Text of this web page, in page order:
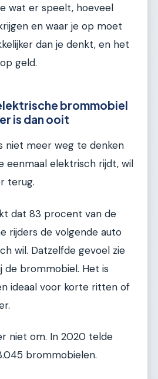
wat er speelt, hoeveel
en waar je op moet
dan je denkt, en het
geld.
brommobiel
is dan ooit
niet meer weg te denken
eenmaal elektrisch rijdt, wil
terug.
dat 83 procent van de
rijders de volgende auto
wil. Datzelfde gevoel zie
de brommobiel. Het is
ideaal voor korte ritten of
niet om. In 2020 telde
brommobielen.